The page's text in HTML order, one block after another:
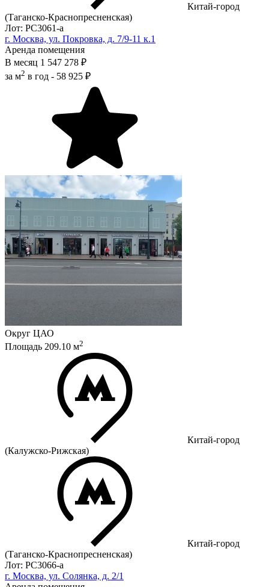
Китай-город
(Таганско-Краснопресненская)
Лот: РС3061-a
г. Москва, ул. Покровка, д. 7/9-11 к.1
Аренда помещения
В месяц 1 547 278 ₽
за м2 в год - 58 925 ₽
Округ ЦАО
Площадь 209.10 м2
Китай-город
(Калужско-Рижская)
Китай-город
(Таганско-Краснопресненская)
Лот: РС3066-a
г. Москва, ул. Солянка, д. 2/1